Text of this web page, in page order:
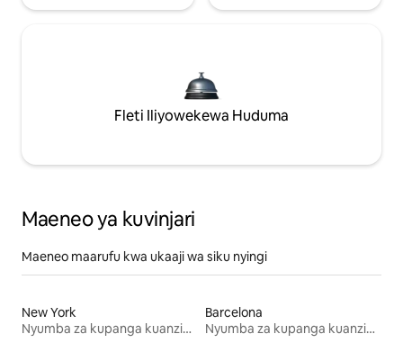
Fleti Iliyowekewa Huduma
Maeneo ya kuvinjari
Maeneo maarufu kwa ukaaji wa siku nyingi
New York
Nyumba za kupanga kuanzia mwezi mmoja
Barcelona
Nyumba za kupanga kuanzia mwezi mmoja